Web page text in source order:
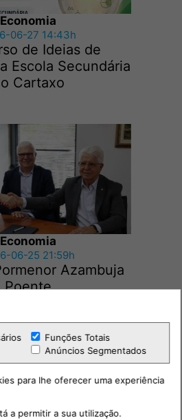
Economia
06-27 14:43h
de Ideias de
Escola Secundária
Cartaxo
Economia
06-25 21:59h
Azambuja
Poente
Funções Totais
Anúncios Segmentados
para lhe oferecer uma experiência
a permitir a sua utilização.